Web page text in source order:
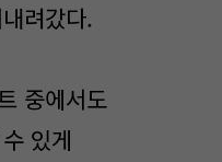
려갔다.
중에서도
있게